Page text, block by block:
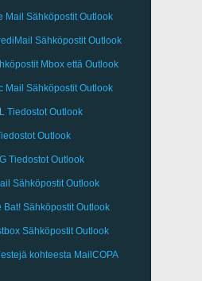
Mail SähköpostitOutlook
SähköpostitOutlook
Mbox että Outlook
Mail SähköpostitOutlook
TiedostotOutlook
Outlook
TiedostotOutlook
SähköpostitOutlook
Bat! SähköpostitOutlook
Sähköpostit Outlook
kohteesta MailCOPA